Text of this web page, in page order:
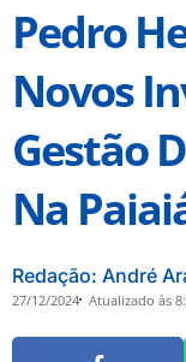
Pedro
Novos
Gestão
Na
Redação: André
27/12/2024 Atualizado às